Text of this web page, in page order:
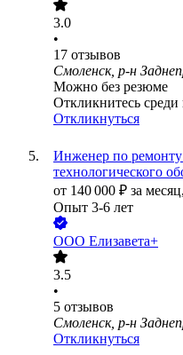
3.0
•
17 отзывов
Смоленск, р-н
Можно без резюме
Откликнитесь
Откликнуться
Инженер по ремонту
технологического
от 140 000 ₽ за месяц,
Опыт 3-6 лет
ООО Елизавета+
3.5
•
5 отзывов
Смоленск, р-н
Откликнуться